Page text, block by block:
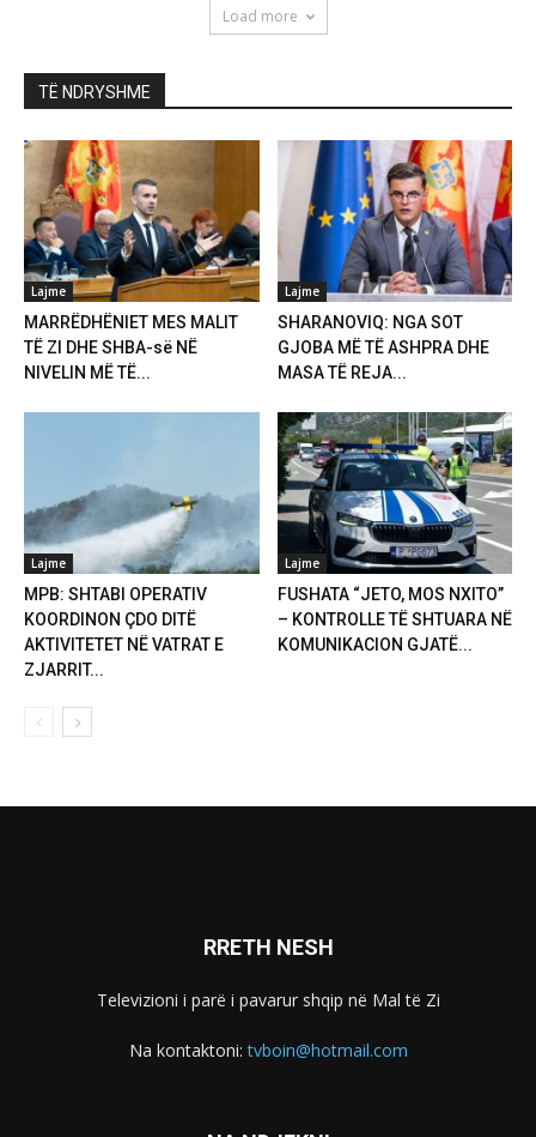
Load more
TË NDRYSHME
Lajme
MARRËDHËNIET MES MALIT
TË ZI DHE SHBA-së NË
NIVELIN MË TË...
Lajme
SHARANOVIQ: NGA SOT
GJOBA MË TË ASHPRA DHE
MASA TË REJA...
Lajme
MPB: SHTABI OPERATIV
KOORDINON ÇDO DITË
AKTIVITETET NË VATRAT E
ZJARRIT...
Lajme
FUSHATA “JETO, MOS NXITO”
– KONTROLLE TË SHTUARA NË
KOMUNIKACION GJATË...
RRETH NESH
Televizioni i parë i pavarur shqip në Mal të Zi
Na kontaktoni:tvboin@hotmail.com